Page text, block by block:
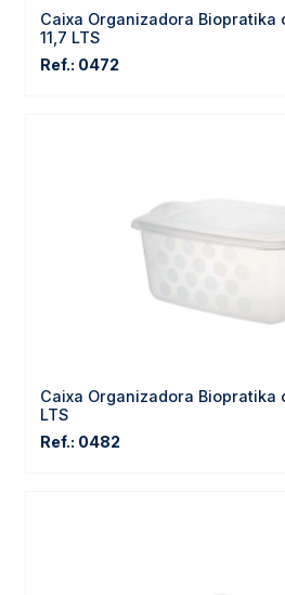
Caixa Organizadora Biopratika
11,7 LTS
Ref.: 0472
Caixa Organizadora Biopratika
LTS
Ref.: 0482